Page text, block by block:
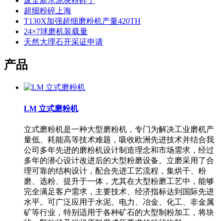
超细粉碎上海
T130X加强超细磨粉机产量420TH
24×7球磨机装载量
天然大理石开采证申请
产品
LM 立式磨粉机
立式磨粉机是一种大型磨粉机，专门为解决工业磨机产
量低、耗能高等技术难题，吸收欧洲先进技术并结合我
公司多年先进的磨粉机设计制造理念和市场需求，经过
多年的潜心设计改进后的大型粉磨设备。立磨采用了合
理可靠的结构设计，配合先进工艺流程，集烘干、粉
磨、选粉、提升于一体，尤其在大型粉磨工艺中，能够
完全满足客户需求，主要技术、经济指标达到国际先进
水平。可广泛应用于水泥、电力、冶金、化工、非金属
矿等行业，特别适用于各种矿石的大型制粉加工，将块